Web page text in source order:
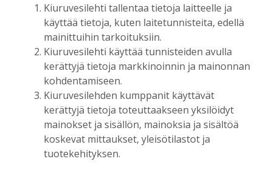
Salasana
Muista minut
Unohtuiko salasana?
Kiuruvesilehti tallentaa tietoja laitteelle ja
käyttää tietoja, kuten laitetunnisteita, edellä
mainittuihin tarkoituksiin.
Kiuruvesilehti käyttää tunnisteiden avulla
kerättyjä tietoja markkinoinnin ja mainonnan
kohdentamiseen.
Kiuruvesilehden kumppanit käyttävät
kerättyjä tietoja toteuttaakseen yksilöidyt
mainokset ja sisällön, mainoksia ja sisältöä
koskevat mittaukset, yleisötilastot ja
tuotekehityksen.